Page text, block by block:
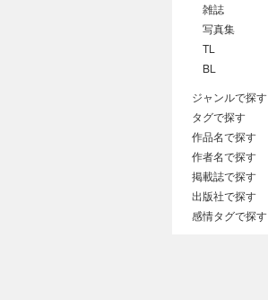
雑誌
写真集
TL
BL
ジャンルで探す
タグで探す
作品名で探す
作者名で探す
掲載誌で探す
出版社で探す
感情タグで探す